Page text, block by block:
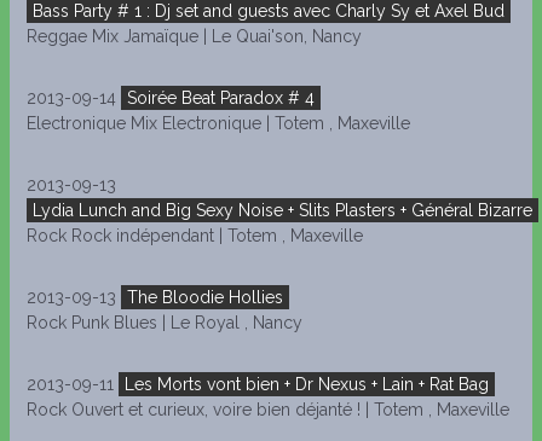
Bass Party # 1 : Dj set and guests avec Charly Sy et Axel Bud
Reggae Mix Jamaïque | Le Quai'son, Nancy
2013-09-14
Soirée Beat Paradox # 4
Electronique Mix Electronique | Totem , Maxeville
2013-09-13
Lydia Lunch and Big Sexy Noise + Slits Plasters + Général Bizarre
Rock Rock indépendant | Totem , Maxeville
2013-09-13
The Bloodie Hollies
Rock Punk Blues | Le Royal , Nancy
2013-09-11
Les Morts vont bien + Dr Nexus + Lain + Rat Bag
Rock Ouvert et curieux, voire bien déjanté ! | Totem , Maxeville